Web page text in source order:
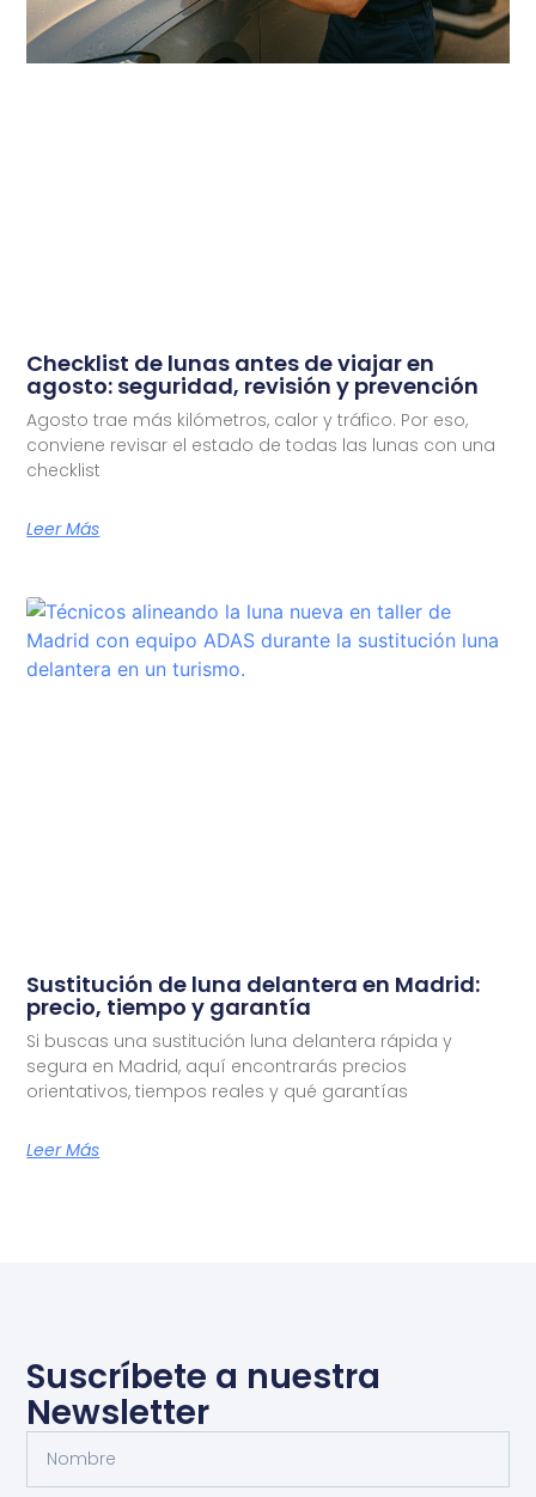
Checklist de lunas antes de viajar en
agosto: seguridad, revisión y prevención
Agosto trae más kilómetros, calor y tráfico. Por eso,
conviene revisar el estado de todas las lunas con una
checklist
Leer Más
Sustitución de luna delantera en Madrid:
precio, tiempo y garantía
Si buscas una sustitución luna delantera rápida y
segura en Madrid, aquí encontrarás precios
orientativos, tiempos reales y qué garantías
Leer Más
Suscríbete a nuestra
Newsletter